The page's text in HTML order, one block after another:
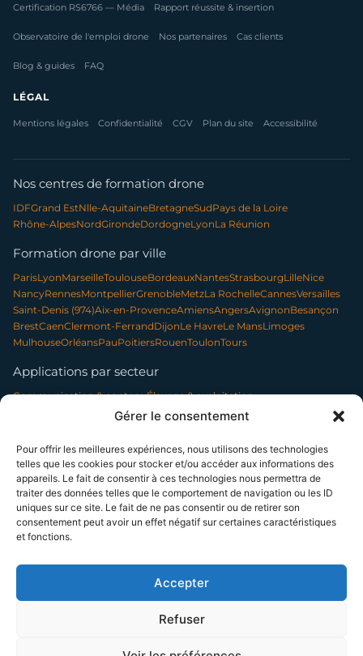
Gérer le consentement
Pour offrir les meilleures expériences, nous utilisons des technologies
telles que les cookies pour stocker et/ou accéder aux informations des
appareils. Le fait de consentir à ces technologies nous permettra de
traiter des données telles que le comportement de navigation ou les ID
uniques sur ce site. Le fait de ne pas consentir ou de retirer son
consentement peut avoir un effet négatif sur certaines caractéristiques
et fonctions.
Accepter
Refuser
Certification RS6766 — Média Rapport réussite & insertion
Observatoire de l'emploi drone Nos partenaires Cas clients
Blog & guides FAQ
LÉGAL
Mentions légales Confidentialité CGV Plan du site Accessibilité
Nos centres de formation drone
IDFGrand EstNlle-AquitaineBretagneSudPays de la Loire
Rhône-AlpesNordGirondeDordogneLyonLa Réunion
Formation drone par ville
ParisLyonMarseilleToulouseBordeauxNantesStrasbourgLilleNice
NancyRennesMontpellierGrenobleMetzLa RochelleCannesVersailles
Saint-Denis (974)Aix-en-ProvenceAmiensAngersAvignonBesançon
BrestCaenClermont-FerrandDijonLe HavreLe MansLimoges
MulhouseOrléansPauPoitiersRouenToulonTours
Applications par secteur
Communication & contenuÉlevage & exploitation
Événementiel & tourismeForêt & environnement
Photo professionnelle Nettoyage par drone
SUIVEZ-NOUS
FORMATION
NDA 11 75 51962 75 — Cet enregistrement ne vaut pas agrément de l'État